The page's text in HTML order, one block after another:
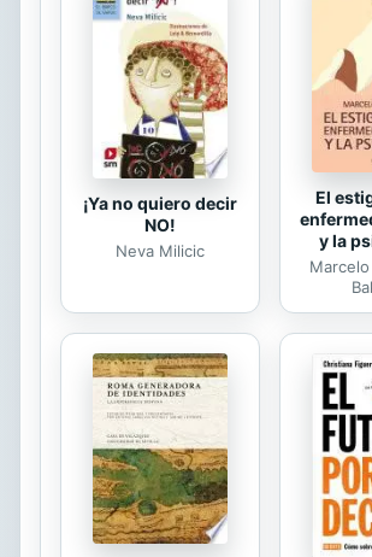
Se trata de los apuntes,
dictado en clase, de F. C.
Kehler.
¡Ya no quiero decir
NO!
Neva Milicic
El
y la